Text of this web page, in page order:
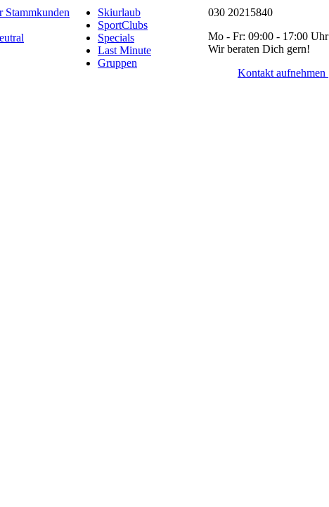
Stammkunden
Skiurlaub
SportClubs
Specials
Last Minute
Gruppen
030 20215840
Mo - Fr: 09:00 - 17:00 Uhr
Wir beraten Dich gern!
Kontakt aufnehmen